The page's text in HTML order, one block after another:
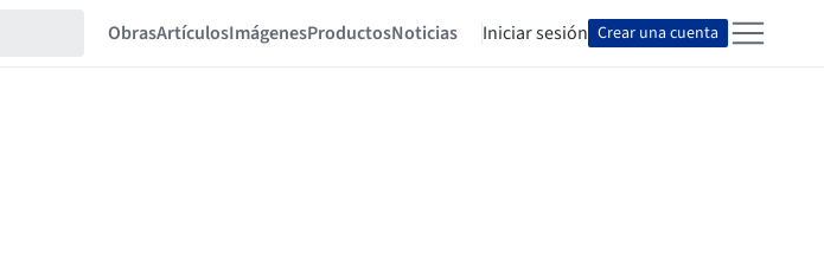
ObrasArtículosImágenesProductosNoticias Iniciar sesión Crear una cuenta